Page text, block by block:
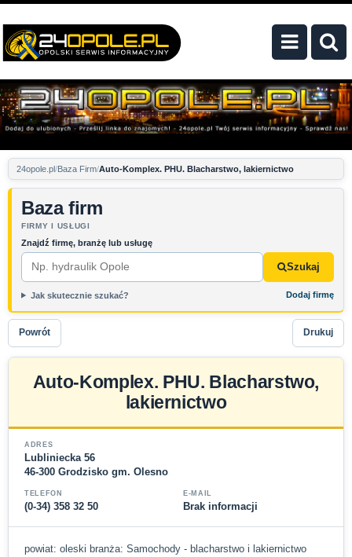
24opole.pl Baza Firm Auto-Komplex. PHU. Blacharstwo, lakiernictwo
Baza firm
FIRMY I USŁUGI
Znajdź firmę, branżę lub usługę
Szukaj
Jak skutecznie szukać? Dodaj firmę
Powrót Drukuj
Auto-Komplex. PHU. Blacharstwo,
lakiernictwo
ADRES
Lubliniecka 56
46-300 Grodzisko gm. Olesno
TELEFON
(0-34) 358 32 50
E-MAIL
Brak informacji
powiat: oleski branża: Samochody - blacharstwo i lakiernictwo